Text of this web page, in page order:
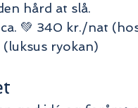
hård at slå.
💚 340 kr./nat
ryokan)